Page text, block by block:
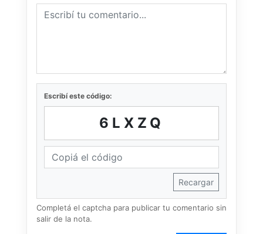
Escribí este código:
6LXZQ
Recargar
Completá el captcha para publicar tu comentario sin
salir de la nota.